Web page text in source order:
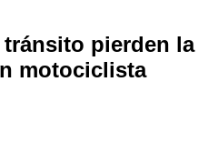
pierden la
motociclista